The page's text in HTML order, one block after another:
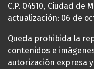
C.P. 04510, Ciudad de
actualización: 06 de
Queda prohibida la
contenidos e
autorización expresa